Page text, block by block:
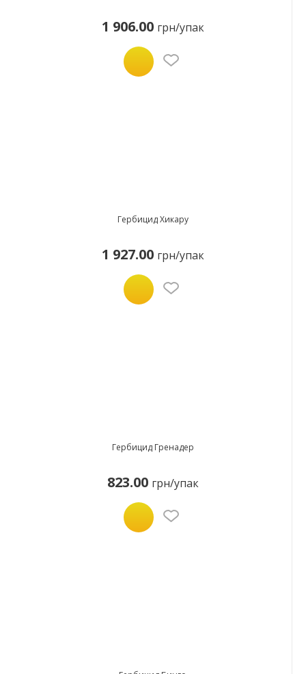
1 906.00 грн/упак
Гербицид Хикару
1 927.00 грн/упак
Гербицид Гренадер
823.00 грн/упак